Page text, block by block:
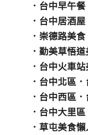
． 台中早午餐
． 台中居酒屋
． 崇德路美食
．勤美草悟道
． 台中火車站
． 台中北區 ．
． 台中西區 ．
． 台中大里區
． 草屯美食懶